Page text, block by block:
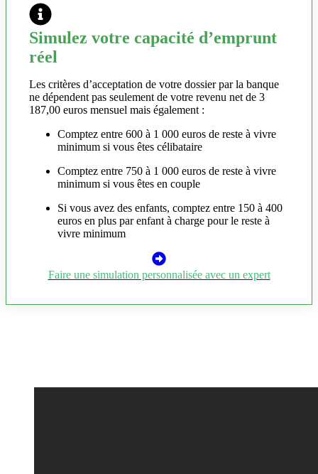
Simulez votre capacité d’emprunt
réel
Les critères d’acceptation de votre dossier par la banque
ne dépendent pas seulement de votre revenu net de 3
187,00 euros mensuel mais également :
Comptez entre 600 à 1 000 euros de reste à vivre
minimum si vous êtes célibataire
Comptez entre 750 à 1 000 euros de reste à vivre
minimum si vous êtes en couple
Si vous avez des enfants, comptez entre 150 à 400
euros en plus par enfant à charge pour le reste à
vivre minimum
Faire une simulation personnalisée avec un expert